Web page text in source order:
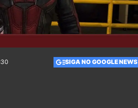
SIGA NO GOOGLE NEWS